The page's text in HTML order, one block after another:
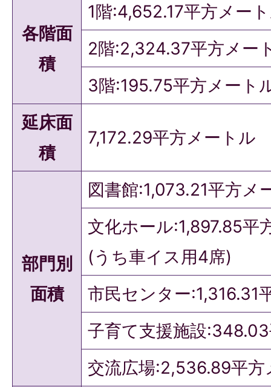
各階面
積
1階:4,652.17平方メー
2階:2,324.37平方メー
3階:195.75平方メート
延床面
積
7,172.29平方メートル
部門別
面積
図書館:1,073.21平方メ
文化ホール:1,897.85
(うち車イス用4席)
市民センター:1,316.31
子育て支援施設
交流広場:2,536.89平方